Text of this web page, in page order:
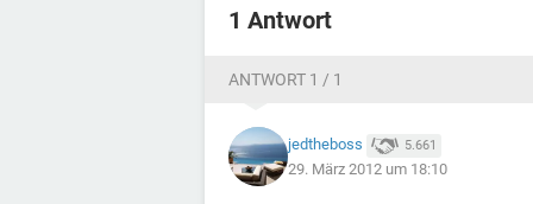
1 Antwort
ANTWORT 1 / 1
jedtheboss 5.661
29. März 2012 um 18:10